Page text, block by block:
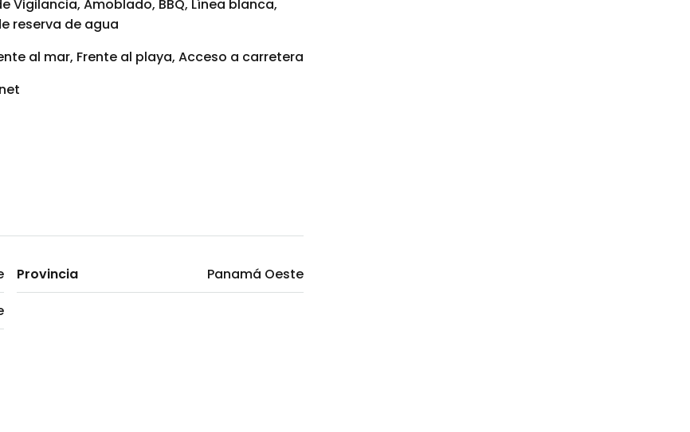
Vigilancia, Amoblado, BBQ, Línea blanca,
reserva de agua
al mar, Frente al playa, Acceso a carretera
Provincia Panamá Oeste